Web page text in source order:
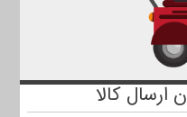
کالا